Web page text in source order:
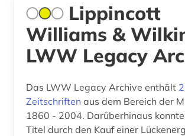
Lippincott
Williams &
LWW Legacy
Das LWW Legacy Archive enthält
Zeitschriften aus dem Bereich der
1860 - 2004. Darüberhinaus
Titel durch den Kauf einer